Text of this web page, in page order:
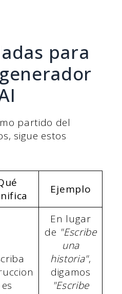
para
partido del
sigue estos
Ejemplo
es
En lugar
de "Escribe
una
historia",
digamos
"Escribe